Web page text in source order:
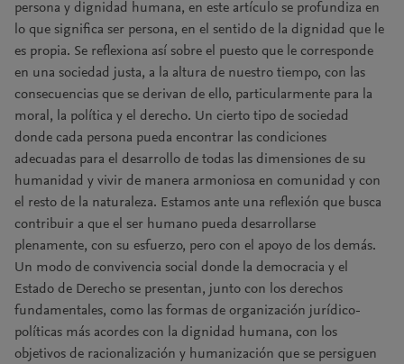
persona y dignidad humana, en este artículo se profundiza en
lo que significa ser persona, en el sentido de la dignidad que le
es propia. Se reflexiona así sobre el puesto que le corresponde
en una sociedad justa, a la altura de nuestro tiempo, con las
consecuencias que se derivan de ello, particularmente para la
moral, la política y el derecho. Un cierto tipo de sociedad
donde cada persona pueda encontrar las condiciones
adecuadas para el desarrollo de todas las dimensiones de su
humanidad y vivir de manera armoniosa en comunidad y con
el resto de la naturaleza. Estamos ante una reflexión que busca
contribuir a que el ser humano pueda desarrollarse
plenamente, con su esfuerzo, pero con el apoyo de los demás.
Un modo de convivencia social donde la democracia y el
Estado de Derecho se presentan, junto con los derechos
fundamentales, como las formas de organización jurídico-
políticas más acordes con la dignidad humana, con los
objetivos de racionalización y humanización que se persiguen